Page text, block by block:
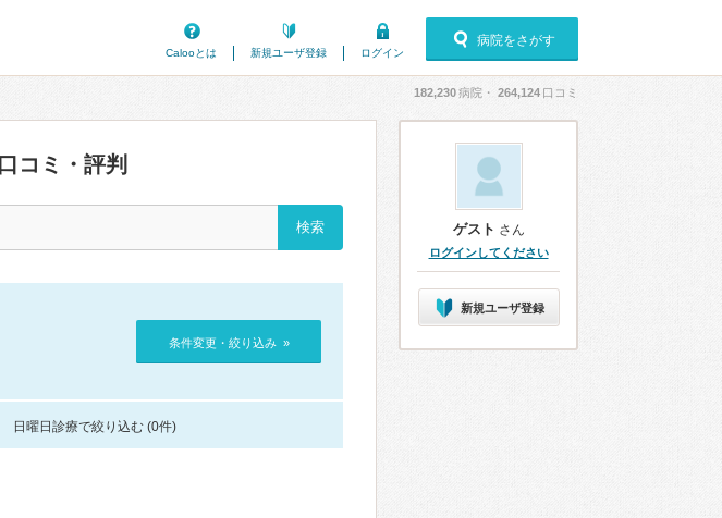
Calooとは
新規ユーザ登録 ログイン
病院をさがす
182,230病院・ 264,124 口コミ
口コミ・評判
条件変更・絞り込み »
日曜日診療で絞り込む (0件)
ゲスト さん
ログインしてください
新規ユーザ登録